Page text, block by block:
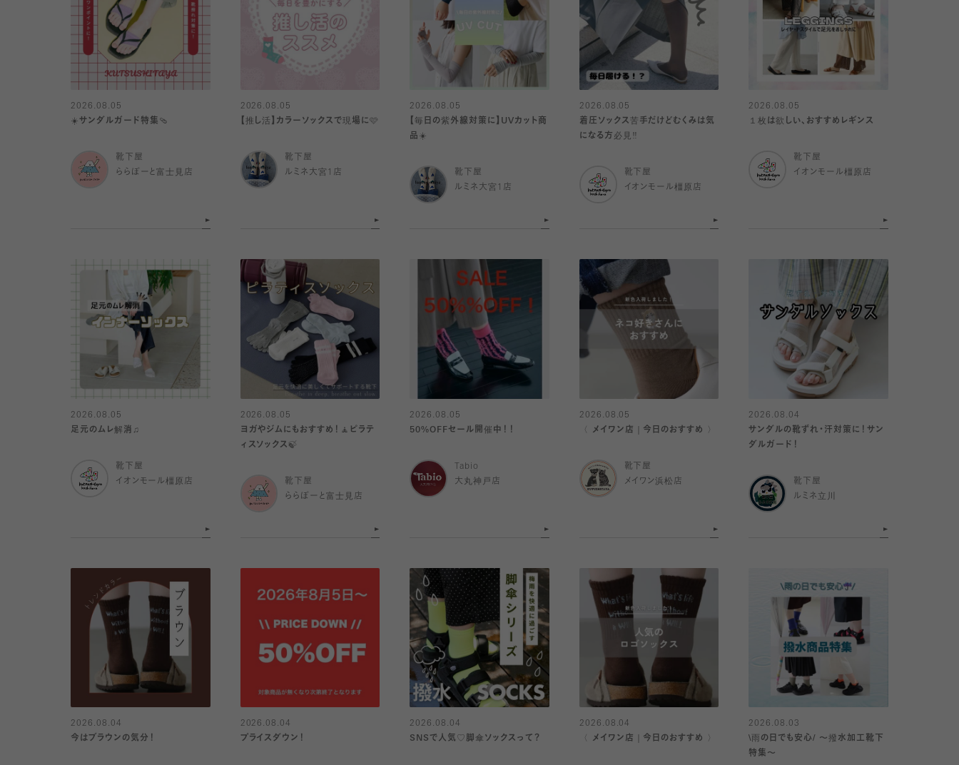
2026.08.05
☀️サンダルガード特集🩴
靴下屋
ららぽーと富士見店
2026.08.05
【推し活】カラーソックスで現場に🩷
靴下屋
ルミネ大宮1店
2026.08.05
【毎日の紫外線対策に】UVカット商
品☀️
靴下屋
ルミネ大宮1店
2026.08.05
着圧ソックス苦手だけどむくみは気
になる方必見‼️
靴下屋
イオンモール橿原店
2026.08.05
１枚は欲しい、おすすめレギンス
靴下屋
イオンモール橿原店
2026.08.05
足元のムレ解消♫
靴下屋
イオンモール橿原店
2026.08.05
ヨガやジムにもおすすめ！🧘ピラテ
ィスソックス🍃
靴下屋
ららぽーと富士見店
2026.08.05
50%OFFセール開催中！！
Tabio
大丸神戸店
2026.08.05
〈 メイワン店｜今日のおすすめ 〉
靴下屋
メイワン浜松店
2026.08.04
サンダルの靴ずれ・汗対策に！サン
ダルガード！
靴下屋
ルミネ立川
2026.08.04
今はブラウンの気分！
2026.08.04
プライスダウン！
2026.08.04
SNSで人気♡脚傘ソックスって？
2026.08.04
〈 メイワン店｜今日のおすすめ 〉
2026.08.03
\雨の日でも安心/ 〜撥水加工靴下
特集〜